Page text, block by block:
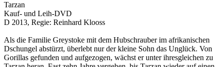
Tarzan
Kauf- und Leih-DVD
D 2013, Regie: Reinhard Klooss
Als die Familie Greystoke mit dem Hubschrauber im afrikanischen
Dschungel abstürzt, überlebt nur der kleine Sohn das Unglück. Von
Gorillas gefunden und aufgezogen, wächst er unter ihresgleichen zu